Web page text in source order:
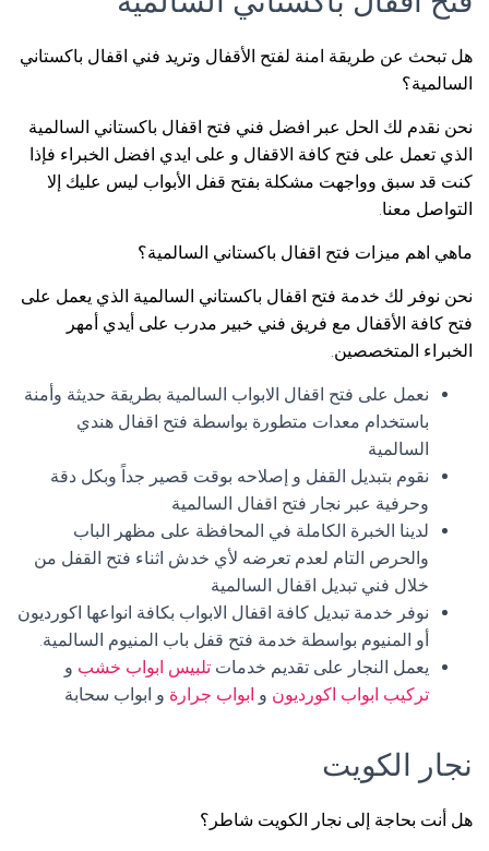
هل تبحث عن طريقة امنة لفتح الأقفال وتريد فني اقفال باكستاني
السالمية؟
نحن نقدم لك الحل عبر افضل فني فتح اقفال باكستاني السالمية
الذي تعمل على فتح كافة الاقفال و على ايدي افضل الخبراء فإذا
كنت قد سبق وواجهت مشكلة بفتح قفل الأبواب ليس عليك إلا
التواصل معنا.
ماهي اهم ميزات فتح اقفال باكستاني السالمية؟
نحن نوفر لك خدمة فتح اقفال باكستاني السالمية الذي يعمل على
فتح كافة الأقفال مع فريق فني خبير مدرب على أيدي أمهر
الخبراء المتخصصين.
نعمل على فتح اقفال الابواب السالمية بطريقة حديثة وأمنة
باستخدام معدات متطورة بواسطة فتح اقفال هندي
السالمية
نقوم بتبديل القفل و إصلاحه بوقت قصير جداً وبكل دقة
وحرفية عبر نجار فتح اقفال السالمية
لدينا الخبرة الكاملة في المحافظة على مظهر الباب
والحرص التام لعدم تعرضه لأي خدش اثناء فتح القفل من
خلال فني تبديل اقفال السالمية
نوفر خدمة تبديل كافة اقفال الابواب بكافة انواعها اكورديون
أو المنيوم بواسطة خدمة فتح قفل باب المنيوم السالمية.
يعمل النجار على تقديم خدمات تلبيس ابواب خشب و
تركيب ابواب اكورديون و ابواب جرارة و ابواب سحابة
نجار الكويت
هل أنت بحاجة إلى نجار الكويت شاطر؟